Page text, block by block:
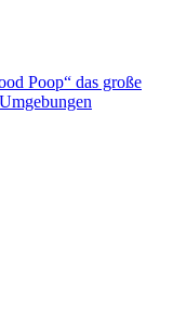
Poop“ das große